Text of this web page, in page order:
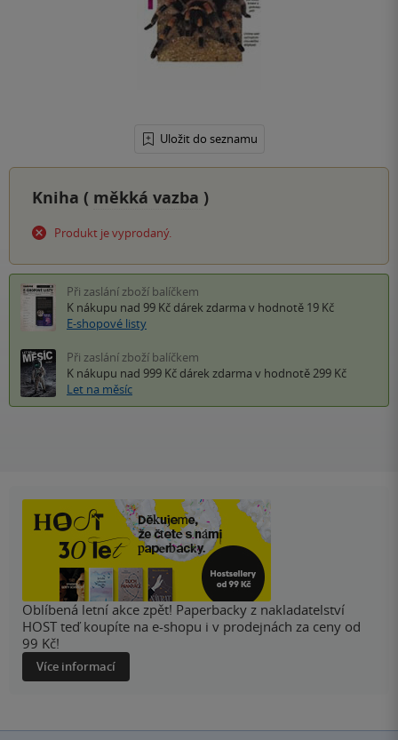
Uložit do seznamu
Kniha ( měkká vazba )
Produkt je vyprodaný.
Při zaslání zboží balíčkem
K nákupu nad 99 Kč dárek zdarma v hodnotě 19 Kč
E-shopové listy
Při zaslání zboží balíčkem
K nákupu nad 999 Kč dárek zdarma v hodnotě 299 Kč
Let na měsíc
Oblíbená letní akce zpět! Paperbacky z nakladatelství
HOST teď koupíte na e-shopu i v prodejnách za ceny od
99 Kč!
Více informací